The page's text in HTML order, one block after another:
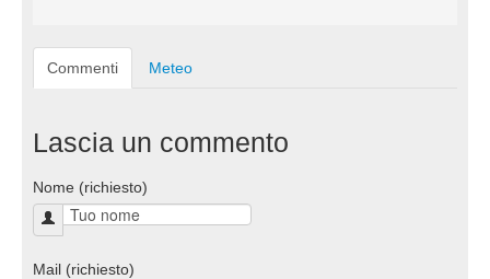
Commenti Meteo
Lascia un commento
Nome (richiesto)
Mail (richiesto)